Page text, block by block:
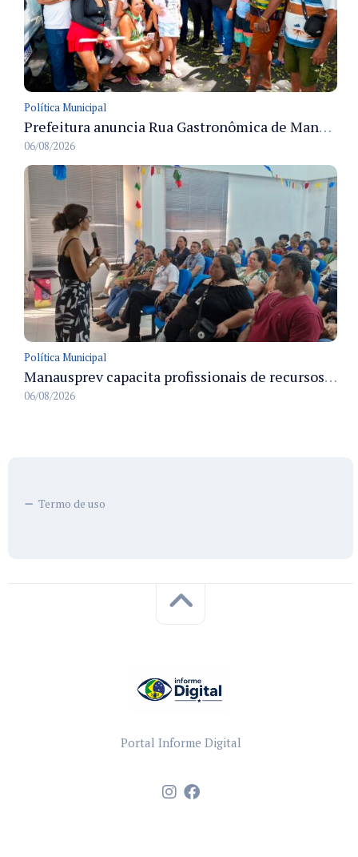
Política Municipal
Prefeitura anuncia Rua Gastronômica de Manaus e garante alternativas para 54 ambulantes cadastrados
06/08/2026
Política Municipal
Manausprev capacita profissionais de recursos humanos para agilizar concessão de aposentadorias no município
06/08/2026
Termo de uso
Portal Informe Digital